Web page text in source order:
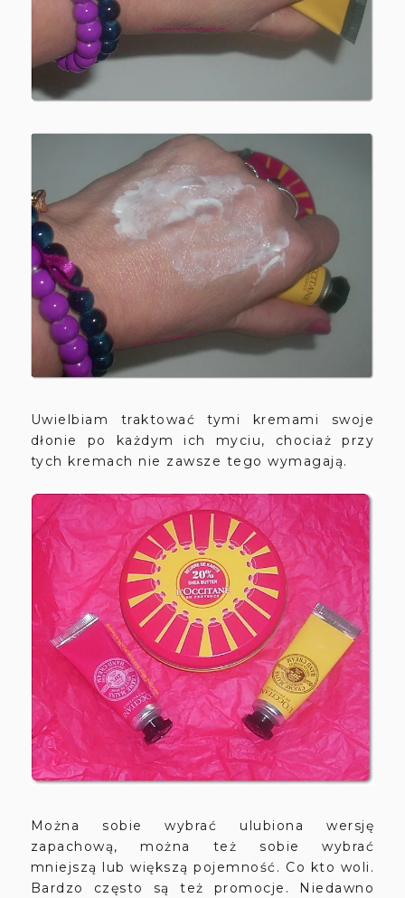
Uwielbiam traktować tymi kremami swoje
dłonie po każdym ich myciu, chociaż przy
tych kremach nie zawsze tego wymagają.
Można sobie wybrać ulubiona wersję
zapachową, można też sobie wybrać
mniejszą lub większą pojemność. Co kto woli.
Bardzo często są też promocje. Niedawno